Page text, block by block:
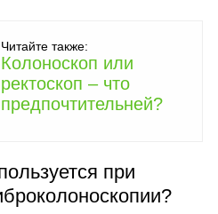
Читайте также:
Колоноскоп или
ректоскоп – что
предпочтительней?
при